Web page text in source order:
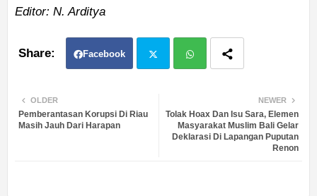
Editor: N. Arditya
Facebook
ter atsa
NEWER
Tolak Hoax Dan Isu Sara, Elemen
Masyarakat Muslim Bali Gelar
Deklarasi Di Lapangan Puputan
Renon
OLDER
Pemberantasan Korupsi Di Riau
Masih Jauh Dari Harapan